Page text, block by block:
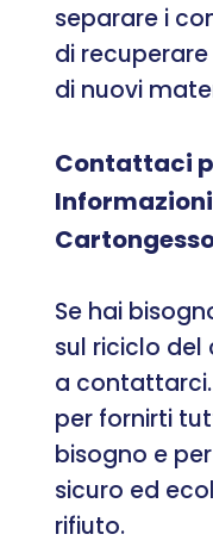
separare i
di
di nuovi
Contattaci
Se hai
sul riciclo del
a
per fornirti
bisogno e
sicuro ed
rifiuto.